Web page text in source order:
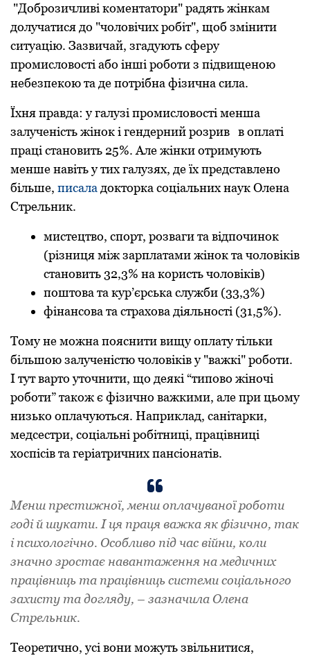
"Доброзичливі коментатори" радять жінкам
долучатися до "чоловічих робіт", щоб змінити
ситуацію. Зазвичай, згадують сферу
промисловості або інші роботи з підвищеною
небезпекою та де потрібна фізична сила.
Їхня правда: у галузі промисловості менша
залученість жінок і гендерний розрив в оплаті
праці становить 25%. Але жінки отримують
менше навіть у тих галузях, де їх представлено
більше, писала докторка соціальних наук Олена
Стрельник.
мистецтво, спорт, розваги та відпочинок
(різниця між зарплатами жінок та чоловіків
становить 32,3% на користь чоловіків)
поштова та кур’єрська служби (33,3%)
фінансова та страхова діяльності (31,5%).
Тому не можна пояснити вищу оплату тільки
більшою залученістю чоловіків у "важкі" роботи.
І тут варто уточнити, що деякі “типово жіночі
роботи” також є фізично важкими, але при цьому
низько оплачуються. Наприклад, санітарки,
медсестри, соціальні робітниці, працівниці
хоспісів та геріатричних пансіонатів.
Менш престижної, менш оплачуваної роботи
годі й шукати. І ця праця важка як фізично, так
і психологічно. Особливо під час війни, коли
значно зростає навантаження на медичних
працівниць та працівниць системи соціального
захисту та догляду, – зазначила Олена
Стрельник.
Теоретично, усі вони можуть звільнитися,